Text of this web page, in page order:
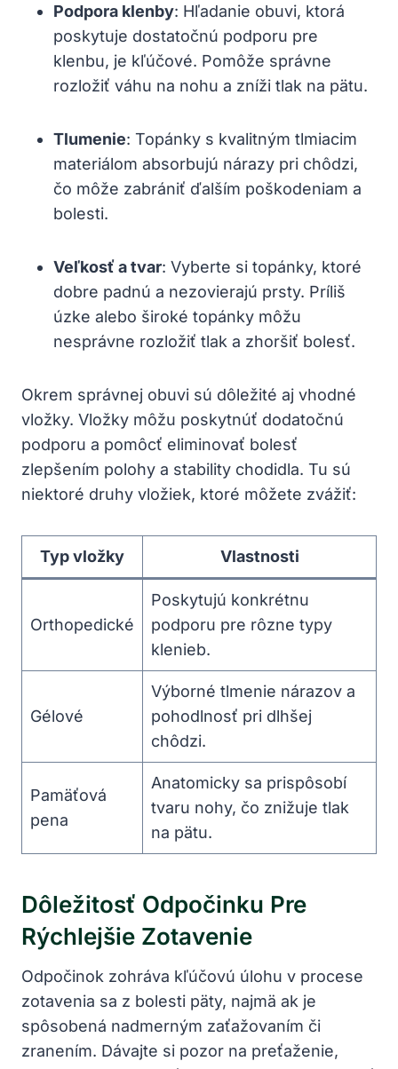
Podpora klenby: Hľadanie obuvi, ktorá
poskytuje dostatočnú podporu pre
klenbu, je kľúčové. Pomôže správne
rozložiť váhu na nohu a zníži tlak na pätu.
Tlumenie: Topánky s kvalitným tlmiacim
materiálom absorbujú nárazy pri chôdzi,
čo môže zabrániť ďalším poškodeniam a
bolesti.
Veľkosť a tvar: Vyberte si topánky, ktoré
dobre padnú a nezovierajú prsty. Príliš
úzke alebo široké topánky môžu
nesprávne rozložiť tlak a zhoršiť bolesť.
Okrem správnej obuvi sú dôležité aj vhodné
vložky. Vložky môžu poskytnúť dodatočnú
podporu a pomôcť eliminovať bolesť
zlepšením polohy a stability chodidla. Tu sú
niektoré druhy vložiek, ktoré môžete zvážiť:
Typ vložky Vlastnosti
Orthopedické
Poskytujú konkrétnu
podporu pre rôzne typy
klenieb.
Gélové
Výborné tlmenie nárazov a
pohodlnosť pri dlhšej
chôdzi.
Pamäťová
pena
Anatomicky sa prispôsobí
tvaru nohy, čo znižuje tlak
na pätu.
Dôležitosť Odpočinku Pre
Rýchlejšie Zotavenie
Odpočinok zohráva kľúčovú úlohu v procese
zotavenia sa z bolesti päty, najmä ak je
spôsobená nadmerným zaťažovaním či
zranením. Dávajte si pozor na preťaženie,